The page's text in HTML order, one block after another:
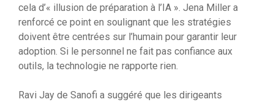
cela d’« illusion de préparation à l’IA ». Jena Miller a
renforcé ce point en soulignant que les stratégies
doivent être centrées sur l’humain pour garantir leur
adoption. Si le personnel ne fait pas confiance aux
outils, la technologie ne rapporte rien.
Ravi Jay de Sanofi a suggéré que les dirigeants